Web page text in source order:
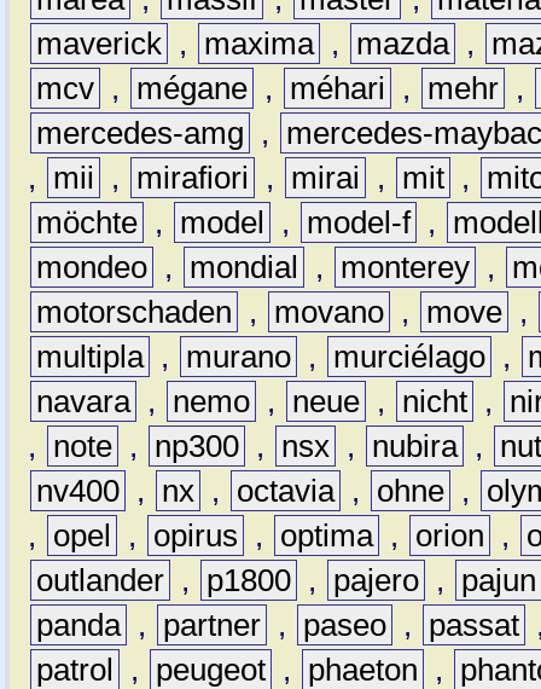
maverick , maxima , mazda ,
mcv , mégane , méhari , mehr ,
mercedes-amg
,
mercedes-
,
mii , mirafiori , mirai , mit ,
möchte , model , model-f ,
mondeo , mondial , monterey ,
motorschaden
, movano , move ,
multipla , murano , murciélago ,
navara , nemo , neue , nicht ,
,
note , np300 , nsx , nubira ,
nv400 , nx , octavia , ohne ,
,
opel , opirus , optima , orion ,
outlander , p1800 , pajero ,
pajun
panda , partner , paseo , passat
patrol
, peugeot , phaeton ,